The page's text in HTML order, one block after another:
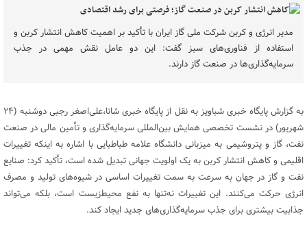
مدیر انرژی و کربن شرکت ملی گاز ایران با تأکید بر اهمیت کاهش انتشار کربن و
استفاده از فناوری‌های سبز گفت: این دو عامل نقش مهمی در جذب
سرمایه‌گذاری‌ها در صنعت گاز دارند.
به گزارش پایگاه خبری شباویز به نقل از پایگاه خبری شانا،علی‌اصغر رجبی دوشنبه (۲۴
شهریور) در نشست تخصصی همایش بین‌المللی سرمایه‌گذاری و تأمین مالی در صنعت
نفت، گاز و پتروشیمی به میزبانی دانشگاه علامه طباطبایی با اشاره به اینکه تغییرات
اقلیمی و کاهش انتشار کربن به یک اولویت جهانی تبدیل شده است، تأکید کرد: صنایع
نفت و گاز در جهان به سرعت به سمت تغییرات اساسی در شیوه‌های تولید و مصرف
انرژی حرکت می‌کنند. این تغییرات نه‌تنها به نفع محیط‌زیست است، بلکه می‌تواند
جذابیت بیشتری برای جذب سرمایه‌گذاری‌های جدید ایجاد کند.